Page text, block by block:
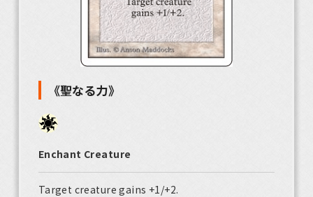
《聖なる力》
Enchant Creature
Target creature gains +1/+2.